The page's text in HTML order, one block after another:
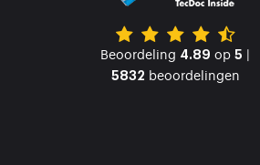
Beoordeling 4.89 op 5 |
5832 beoordelingen